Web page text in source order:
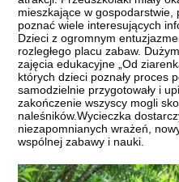
mieszkające w
poznać wiele interesujących
Dzieci z ogromnym
rozległego placu zabaw.
zajęcia edukacyjne „Od
których dzieci poznały proces
samodzielnie przygotowały i
zakończenie wszyscy mogli
naleśników.Wycieczka
niezapomnianych wrażeń,
wspólnej zabawy i nauki.